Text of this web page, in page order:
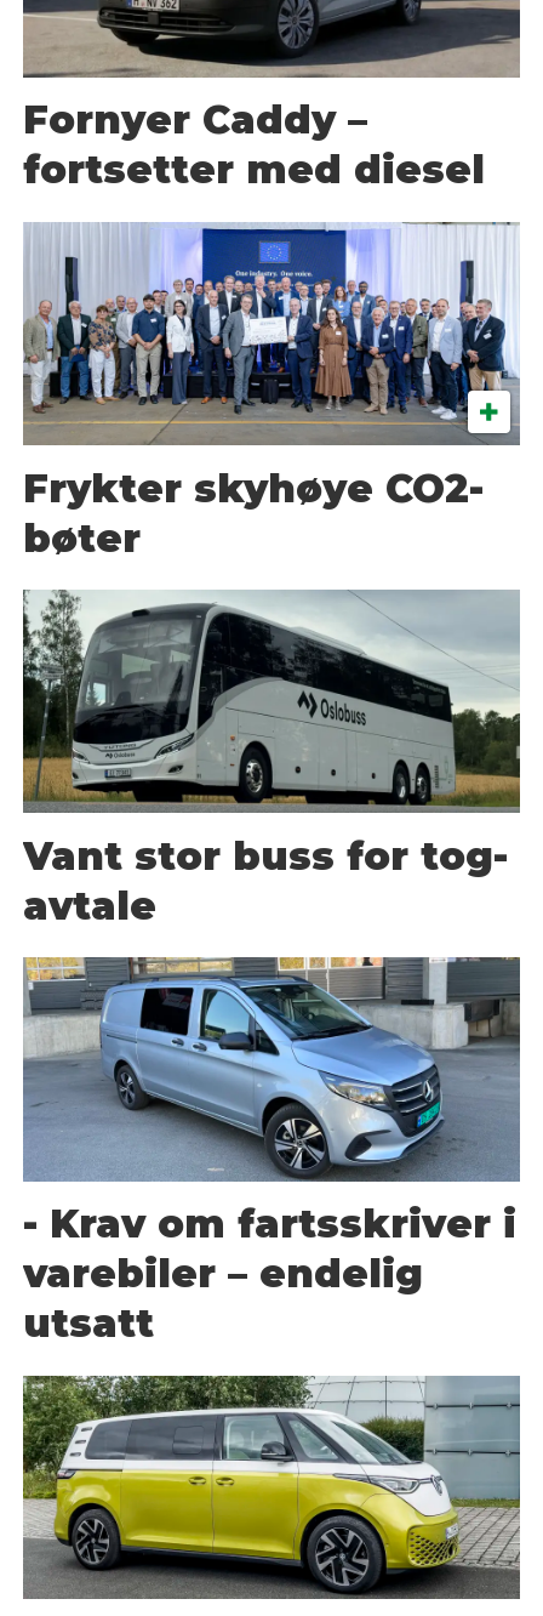
Fornyer Caddy –
fortsetter med diesel
Frykter skyhøye CO2-
bøter
Vant stor buss for tog-
avtale
- Krav om fartsskriver i
varebiler – endelig
utsatt